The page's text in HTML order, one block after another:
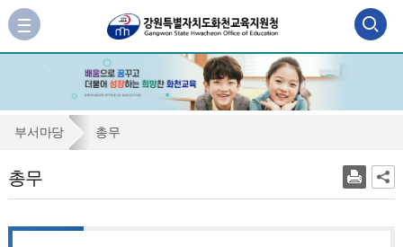
검
색
역
기
사
이
가
총부서마당 총무
총무